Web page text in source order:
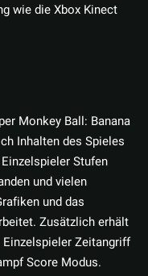
wie die Xbox Kinect
Monkey Ball: Banana
Inhalten des Spieles
Stufen
und vielen
und das
Zusätzlich erhält
Zeitangriff
Score Modus.